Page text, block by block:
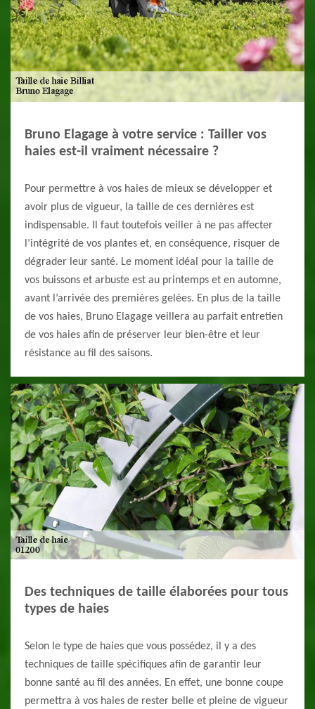
Bruno Elagage à votre service : Tailler vos
haies est-il vraiment nécessaire ?
Pour permettre à vos haies de mieux se développer et
avoir plus de vigueur, la taille de ces dernières est
indispensable. Il faut toutefois veiller à ne pas affecter
l’intégrité de vos plantes et, en conséquence, risquer de
dégrader leur santé. Le moment idéal pour la taille de
vos buissons et arbuste est au printemps et en automne,
avant l’arrivée des premières gelées. En plus de la taille
de vos haies, Bruno Elagage veillera au parfait entretien
de vos haies afin de préserver leur bien-être et leur
résistance au fil des saisons.
Des techniques de taille élaborées pour tous
types de haies
Selon le type de haies que vous possédez, il y a des
techniques de taille spécifiques afin de garantir leur
bonne santé au fil des années. En effet, une bonne coupe
permettra à vos haies de rester belle et pleine de vigueur